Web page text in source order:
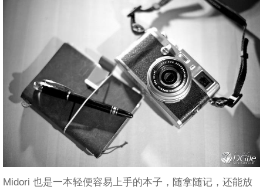
Midori 也是一本轻便容易上手的本子，随拿随记，还能放